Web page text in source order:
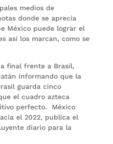
medios de
donde se aprecia
México puede lograr el
así los marcan, como se
final frente a Brasil,
informando que la
guarda cinco
el cuadro azteca
perfecto. México
el 2022, publica el
diario para la